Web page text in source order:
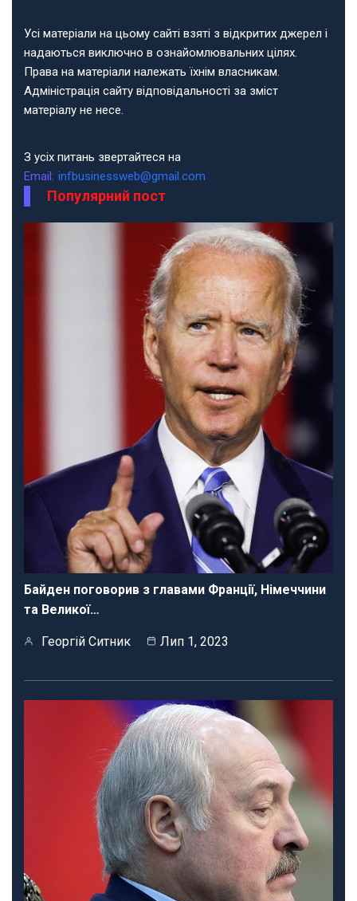
Усі матеріали на цьому сайті взяті з відкритих джерел і
надаються виключно в ознайомлювальних цілях.
Права на матеріали належать їхнім власникам.
Адміністрація сайту відповідальності за зміст
матеріалу не несе.
З усіх питань звертайтеся на
Email: infbusinessweb@gmail.com
Популярний пост
Байден поговорив з главами Франції, Німеччини
та Великої…
Георгій Ситник Лип 1, 2023